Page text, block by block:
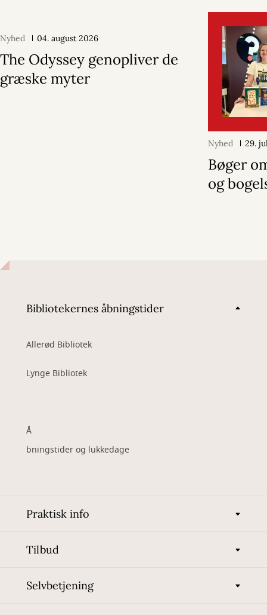
Nyhed 04. august 2026
The Odyssey genopliver de
græske myter
Nyhed 29.
Bøger
og
Bibliotekernes åbningstider
Allerød Bibliotek
Lynge Bibliotek
Å
bningstider og lukkedage
Praktisk info
Tilbud
Selvbetjening